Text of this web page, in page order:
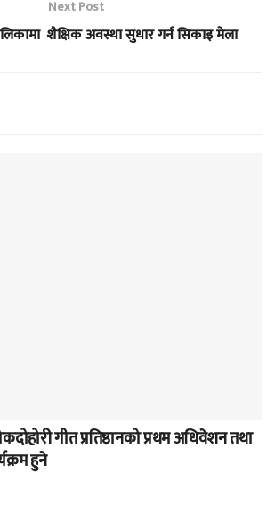
Next Post
शैक्षिक अवस्था सुधार गर्न सिकाइ मेला
गीत प्रतिष्ठानको प्रथम अधिवेशन तथा
हुने